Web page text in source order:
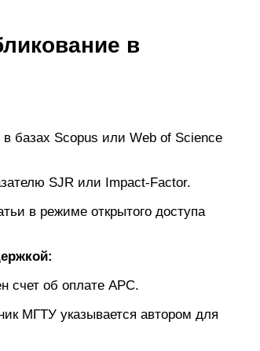
в
базах Scopus или Web of Science
SJR или Impact-Factor.
в режиме открытого доступа
счет об оплате APC.
МГТУ указывается автором для